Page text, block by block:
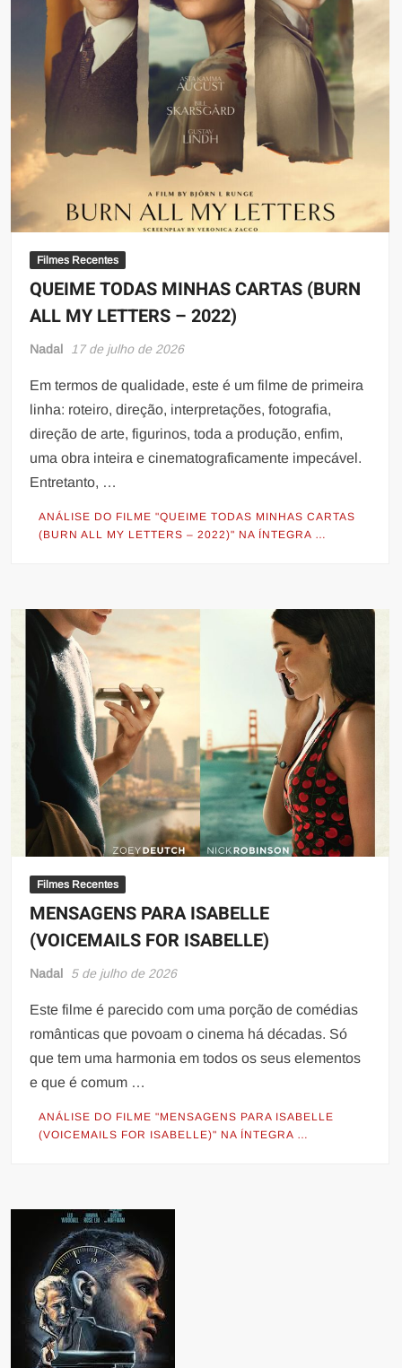
Filmes Recentes
QUEIME TODAS MINHAS CARTAS (BURN
ALL MY LETTERS – 2022)
Nadal 17 de julho de 2026
Em termos de qualidade, este é um filme de primeira
linha: roteiro, direção, interpretações, fotografia,
direção de arte, figurinos, toda a produção, enfim,
uma obra inteira e cinematograficamente impecável.
Entretanto, …
ANÁLISE DO FILME "QUEIME TODAS MINHAS CARTAS
(BURN ALL MY LETTERS – 2022)" NA ÍNTEGRA …
Filmes Recentes
MENSAGENS PARA ISABELLE
(VOICEMAILS FOR ISABELLE)
Nadal 5 de julho de 2026
Este filme é parecido com uma porção de comédias
românticas que povoam o cinema há décadas. Só
que tem uma harmonia em todos os seus elementos
e que é comum …
ANÁLISE DO FILME "MENSAGENS PARA ISABELLE
(VOICEMAILS FOR ISABELLE)" NA ÍNTEGRA …